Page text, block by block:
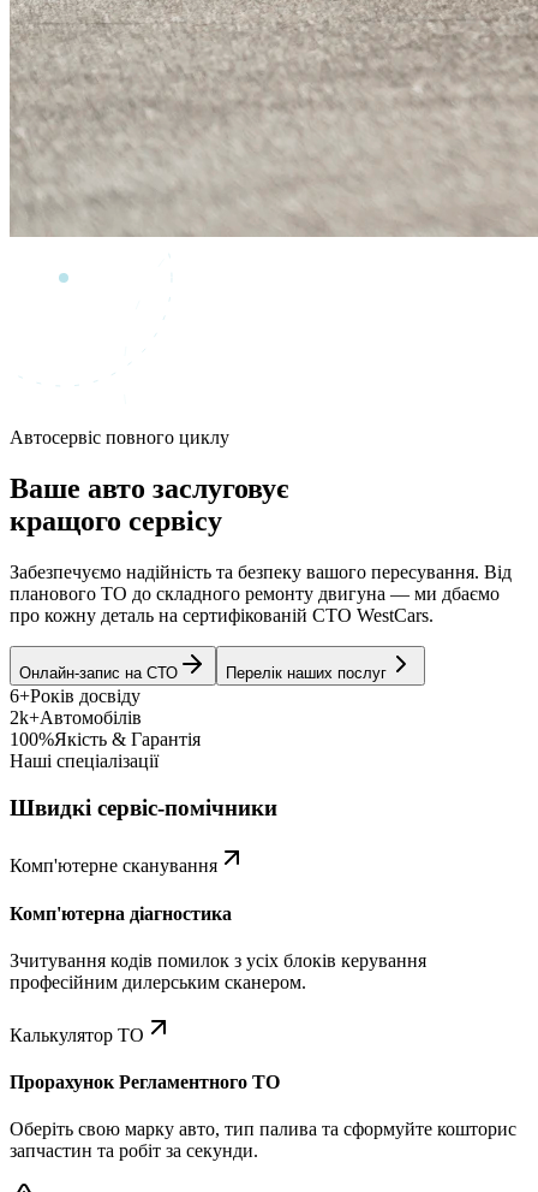
Автосервіс повного циклу
Ваше авто заслуговує
кращого сервісу
Забезпечуємо надійність та безпеку вашого пересування. Від
планового ТО до складного ремонту двигуна — ми дбаємо
про кожну деталь на сертифікованій СТО WestCars.
Онлайн-запис на СТО Перелік наших послуг
6+Років досвіду
2k+Автомобілів
100%Якість & Гарантія
Наші спеціалізації
Швидкі сервіс-помічники
Комп'ютерне сканування
Комп'ютерна діагностика
Зчитування кодів помилок з усіх блоків керування
професійним дилерським сканером.
Калькулятор ТО
Прорахунок Регламентного ТО
Оберіть свою марку авто, тип палива та сформуйте кошторис
запчастин та робіт за секунди.